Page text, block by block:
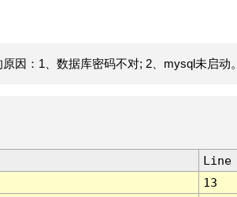
因：1、数据库密码不对; 2、mysql未启动。
Line
13